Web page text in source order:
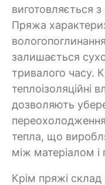
виготовляється
Пряжа
залишається
тривалого часу.
теплоізоляційні
дозволяють
тепла, що
між матеріалом
Крім пряжі